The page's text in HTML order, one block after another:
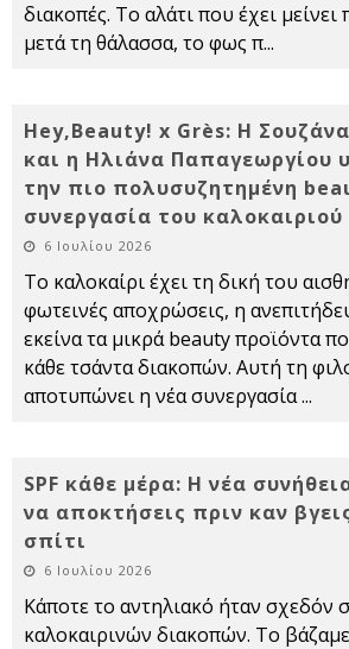
διακοπές. Το αλάτι που έχει
μετά τη θάλασσα, το φως π...
Hey,Beauty! x Grès: Η
και η Ηλιάνα Παπαγεωργίου
την πιο πολυσυζητημένη
συνεργασία του καλοκαιριού
6 Ιουλίου 2026
Το καλοκαίρι έχει τη δική του
φωτεινές αποχρώσεις, η
εκείνα τα μικρά beauty προϊόντα
κάθε τσάντα διακοπών. Αυτή τη
αποτυπώνει η νέα συνεργασία...
SPF κάθε μέρα: Η νέα
να αποκτήσεις πριν καν
σπίτι
6 Ιουλίου 2026
Κάποτε το αντηλιακό ήταν
καλοκαιρινών διακοπών. Το